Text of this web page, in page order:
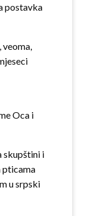
postavka
veoma,
Oca i
skupštini i
pticama
u srpski